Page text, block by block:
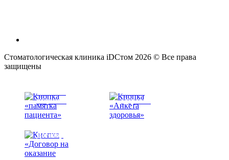
Стоматологическая клиника iDСтом 2026 © Все права
защищены
Памятка
пациента
Анкета
здоровья
Договор